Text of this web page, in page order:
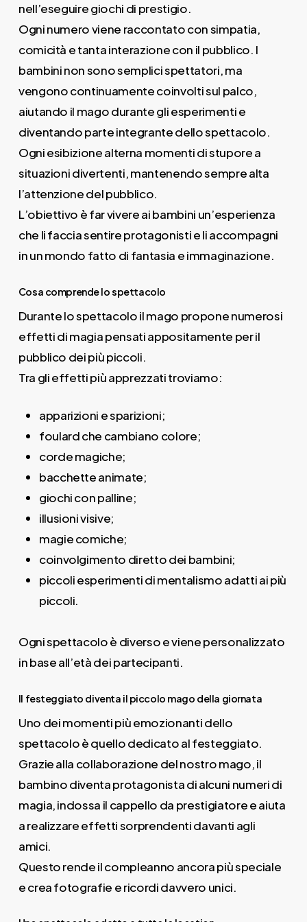
nell’eseguire giochi di prestigio.
Ogni numero viene raccontato con simpatia,
comicità e tanta interazione con il pubblico. I
bambini non sono semplici spettatori, ma
vengono continuamente coinvolti sul palco,
aiutando il mago durante gli esperimenti e
diventando parte integrante dello spettacolo.
Ogni esibizione alterna momenti di stupore a
situazioni divertenti, mantenendo sempre alta
l’attenzione del pubblico.
L’obiettivo è far vivere ai bambini un’esperienza
che li faccia sentire protagonisti e li accompagni
in un mondo fatto di fantasia e immaginazione.
Cosa comprende lo spettacolo
Durante lo spettacolo il mago propone numerosi
effetti di magia pensati appositamente per il
pubblico dei più piccoli.
Tra gli effetti più apprezzati troviamo:
apparizioni e sparizioni;
foulard che cambiano colore;
corde magiche;
bacchette animate;
giochi con palline;
illusioni visive;
magie comiche;
coinvolgimento diretto dei bambini;
piccoli esperimenti di mentalismo adatti ai più
piccoli.
Ogni spettacolo è diverso e viene personalizzato
in base all’età dei partecipanti.
Il festeggiato diventa il piccolo mago della giornata
Uno dei momenti più emozionanti dello
spettacolo è quello dedicato al festeggiato.
Grazie alla collaborazione del nostro mago, il
bambino diventa protagonista di alcuni numeri di
magia, indossa il cappello da prestigiatore e aiuta
a realizzare effetti sorprendenti davanti agli
amici.
Questo rende il compleanno ancora più speciale
e crea fotografie e ricordi davvero unici.